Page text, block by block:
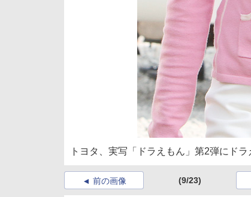
トヨタ、実写「ドラえもん」第2弾にド
前の画像 (9/23)